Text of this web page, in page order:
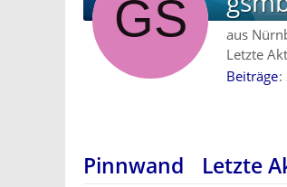
aus
Letzte
Beiträge
Pinnwand Letzte